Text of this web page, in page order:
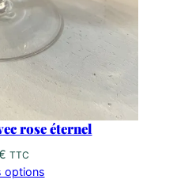
rose éternel
TTC
options